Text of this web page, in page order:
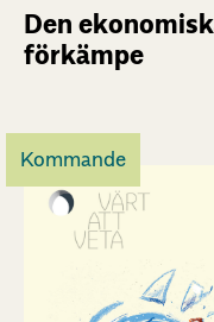
Den
förkämpe
Kommande